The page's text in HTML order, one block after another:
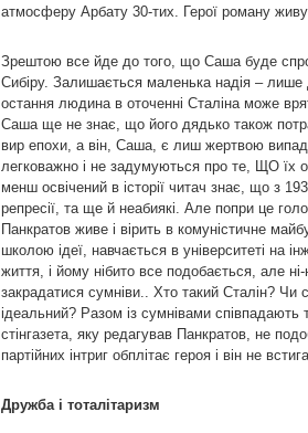
атмосферу Арбату 30-тих. Герої роману
Зрештою все йде до того, що Саша буде
Сибіру. Залишається маленька надія –
остання людина в оточенні Сталіна може
Саша ще не знає, що його дядько також
вир епохи, а він, Саша, є лиш жертвою
легковажно і не задумуються про те, ЩО їх
менш освічений в історії читач знає, що з
репресії, та ще й неабиякі. Але попри це
Панкратов живе і вірить в комуністичне
школою ідеї, навчається в університеті на
життя, і йому нібито все подобається, але
закрадатися сумніви.. Хто такий Сталін? Чи
ідеальний? Разом із сумнівами співпадають
стінгазета, яку редагував Панкратов, не
партійних інтриг обплітає героя і він не
Дружба і тоталітаризм